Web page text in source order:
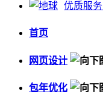
优质服务
首页
网页设计
包年优化